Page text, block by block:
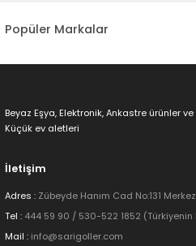
Popüler Markalar
Beyaz Eşya, Elektronik, Ankastre ürünler ve
Küçük ev aletleri
İletişim
Adres : Zübeyde Hanım Cad No:131
Tel : 444 59 90 / 530-522 1852
Mail : info@sarigoller.com